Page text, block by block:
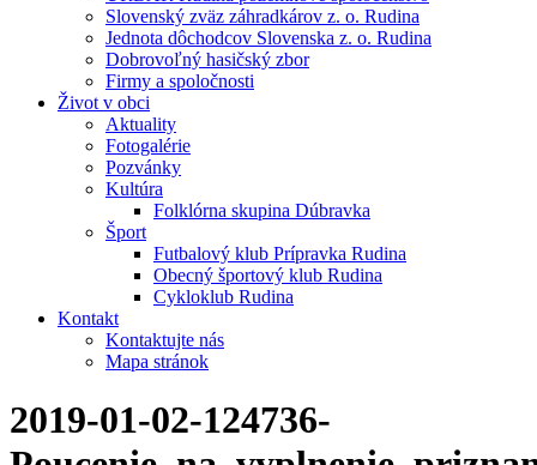
Slovenský zväz záhradkárov z. o. Rudina
Jednota dôchodcov Slovenska z. o. Rudina
Dobrovoľný hasičský zbor
Firmy a spoločnosti
Život v obci
Aktuality
Fotogalérie
Pozvánky
Kultúra
Folklórna skupina Dúbravka
Šport
Futbalový klub Prípravka Rudina
Obecný športový klub Rudina
Cykloklub Rudina
Kontakt
Kontaktujte nás
Mapa stránok
2019-01-02-124736-